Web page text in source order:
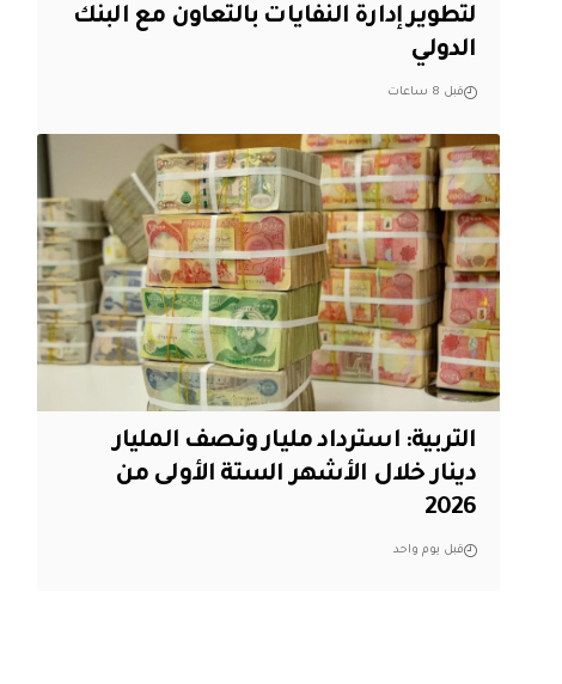
لتطوير إدارة النفايات بالتعاون مع البنك
الدولي
قبل 8 ساعات
التربية: استرداد مليار ونصف المليار
دينار خلال الأشهر الستة الأولى من
2026
قبل يوم واحد